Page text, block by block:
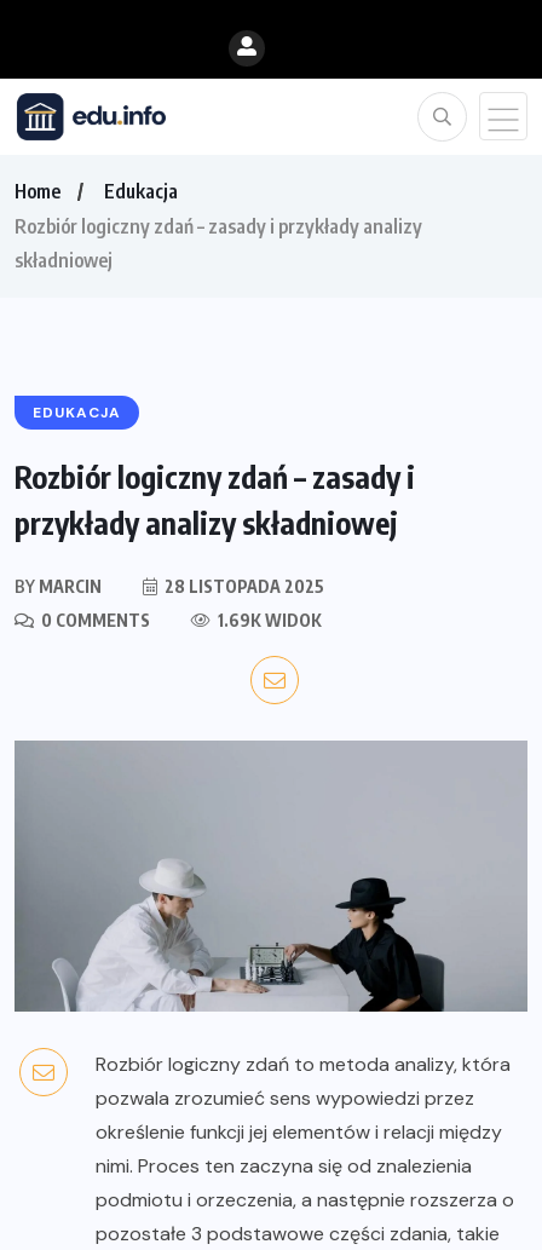
Home
Edukacja
Rozbiór logiczny zdań – zasady i przykłady analizy
składniowej
EDUKACJA
Rozbiór logiczny zdań – zasady i
przykłady analizy składniowej
BY MARCIN
28 LISTOPADA 2025
0 COMMENTS
1.69K WIDOK
Rozbiór logiczny zdań to metoda analizy, która
pozwala zrozumieć sens wypowiedzi przez
określenie funkcji jej elementów i relacji między
nimi. Proces ten zaczyna się od znalezienia
podmiotu i orzeczenia, a następnie rozszerza o
pozostałe 3 podstawowe części zdania, takie